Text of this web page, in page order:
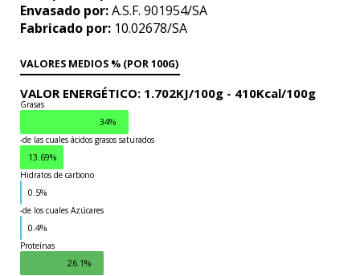
Envasado por:A.S.F. 901954/SA
Fabricado por: 10.02678/SA
VALORES MEDIOS % (POR 100G)
VALOR ENERGÉTICO: 1.702KJ/100g - 410Kcal/100g
Grasas
34%
-de las cuales ácidos grasos saturados
13.69%
Hidratos de carbono
0.5%
-de los cuales Azúcares
Grasas
0.4%
Proteínas
26.1%